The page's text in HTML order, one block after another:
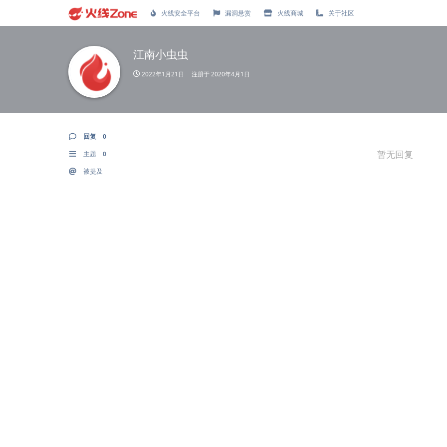
火线安全平台 漏洞悬赏 火线商城 关于社区
江南小虫虫
2022年1月21日 注册于2020年4月1日
回复 0
主题 0
被提及
暂无回复